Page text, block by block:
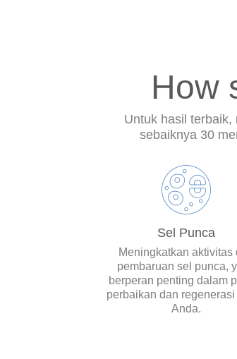
How
Untuk hasil
sebaiknya 30
Sel Punca
Meningkatkan aktivitas
pembaruan sel punca,
berperan penting dalam
perbaikan dan regenerasi
Anda.